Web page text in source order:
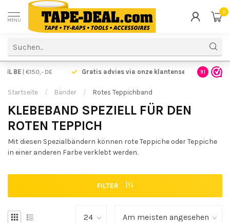
MENU
0
Voor 17.00 uur besteld,vandaag verzonden! 9.1
Startseite / Bänder / Rotes Teppichband
KLEBEBAND SPEZIELL FÜR DEN
ROTEN TEPPICH
Mit diesen Spezialbändern können rote Teppiche oder Teppiche
in einer anderen Farbe verklebt werden.
FILTER